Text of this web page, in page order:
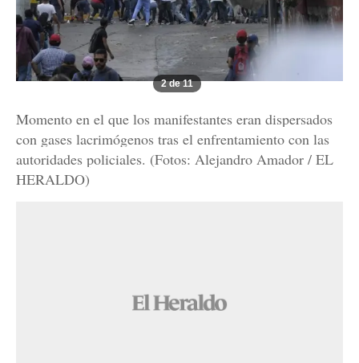
2 de 11
Momento en el que los manifestantes eran dispersados
con gases lacrimógenos tras el enfrentamiento con las
autoridades policiales. (Fotos: Alejandro Amador / EL
HERALDO)